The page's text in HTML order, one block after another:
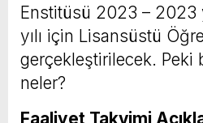
Enstitüsü 2023 – 2023
yılı için Lisansüstü
gerçekleştirilecek. Peki
neler?
Faaliyet Takvimi